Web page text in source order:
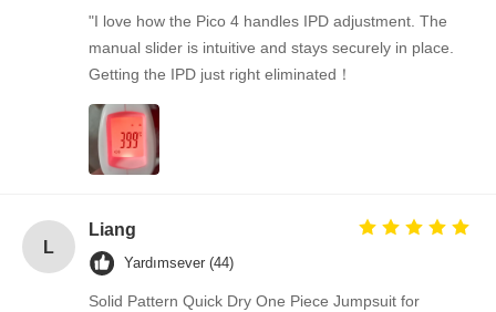
"I love how the Pico 4 handles IPD adjustment. The
manual slider is intuitive and stays securely in place.
Getting the IPD just right eliminated！
L
Liang
Yardımsever (44)
Solid Pattern Quick Dry One Piece Jumpsuit for